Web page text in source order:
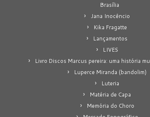
Brasília
Jana Inocêncio
Kika Fragatte
Lançamentos
LIVES
Livro Discos Marcus pereira: uma história
Luperce Miranda (bandolim)
Luteria
Matéria de Capa
Memória do Choro